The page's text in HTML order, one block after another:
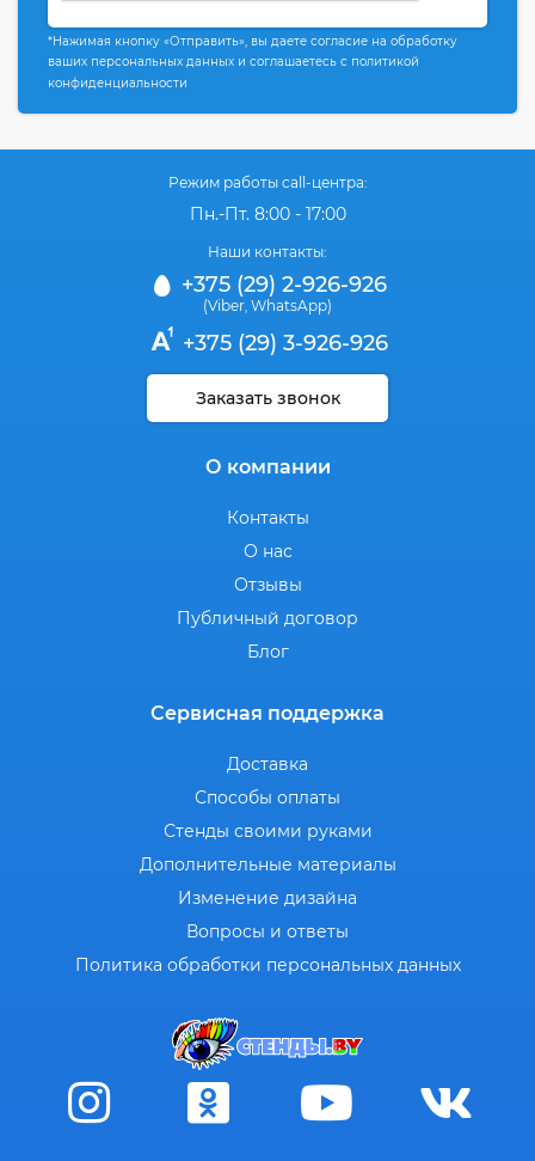
*Нажимая кнопку «Отправить», вы даете согласие на обработку
ваших персональных данных и соглашаетесь с политикой
конфиденциальности
Режим работы call-центра:
Пн.-Пт. 8:00 - 17:00
Наши контакты:
+375 (29) 2-926-926
(Viber WhatsApp)
+375 (29) 3-926-926
Заказать звонок
О компании
Контакты
О нас
Отзывы
Публичный договор
Блог
Сервисная поддержка
Доставка
Способы оплаты
Стенды своими руками
Дополнительные материалы
Изменение дизайна
Вопросы и ответы
Политика обработки персональных данных